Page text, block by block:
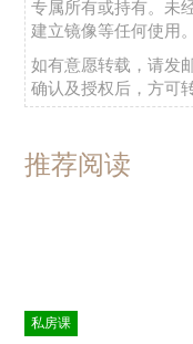
专属所有或持有。未
建立镜像等任何使用。
如有意愿转载，请发
确认及授权后，方可转
推荐阅读
私房课